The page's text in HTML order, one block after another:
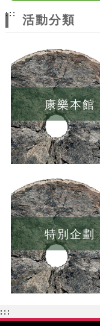
:::
活動分類
康樂本館
特別企劃
:::